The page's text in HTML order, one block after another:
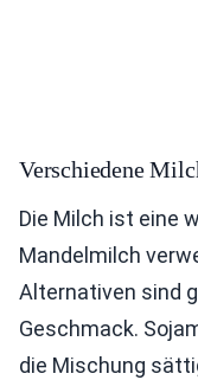
Verschiedene
Die Milch ist eine
Mandelmilch
Alternativen sind
Geschmack.
die Mischung